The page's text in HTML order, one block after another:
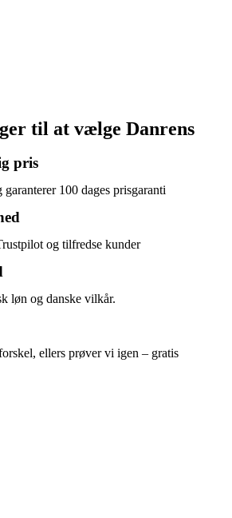
til at vælge Danrens
pris
100 dages prisgaranti
og tilfredse kunder
løn og danske vilkår.
ellers prøver vi igen – gratis